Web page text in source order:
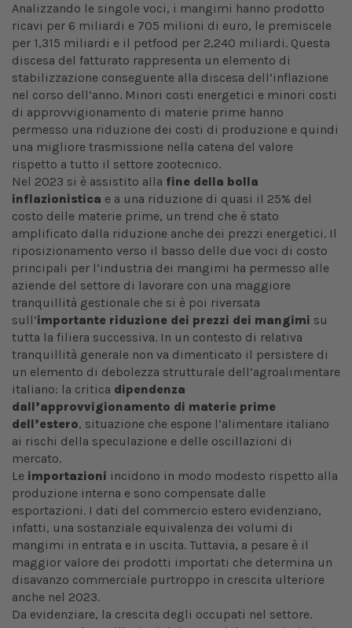
Analizzando le singole voci, i mangimi hanno prodotto
ricavi per 6 miliardi e 705 milioni di euro, le premiscele
per 1,315 miliardi e il petfood per 2,240 miliardi. Questa
discesa del fatturato rappresenta un elemento di
stabilizzazione conseguente alla discesa dell’inflazione
nel corso dell’anno. Minori costi energetici e minori costi
di approvvigionamento di materie prime hanno
permesso una riduzione dei costi di produzione e quindi
una migliore trasmissione nella catena del valore
rispetto a tutto il settore zootecnico.
Nel 2023 si è assistito alla fine della bolla
inflazionistica e a una riduzione di quasi il 25% del
costo delle materie prime, un trend che è stato
amplificato dalla riduzione anche dei prezzi energetici. Il
riposizionamento verso il basso delle due voci di costo
principali per l’industria dei mangimi ha permesso alle
aziende del settore di lavorare con una maggiore
tranquillità gestionale che si è poi riversata
sull’importante riduzione dei prezzi dei mangimi su
tutta la filiera successiva. In un contesto di relativa
tranquillità generale non va dimenticato il persistere di
un elemento di debolezza strutturale dell’agroalimentare
italiano: la critica dipendenza
dall’approvvigionamento di materie prime
dell’estero, situazione che espone l’alimentare italiano
ai rischi della speculazione e delle oscillazioni di
mercato.
Le importazioni incidono in modo modesto rispetto alla
produzione interna e sono compensate dalle
esportazioni. I dati del commercio estero evidenziano,
infatti, una sostanziale equivalenza dei volumi di
mangimi in entrata e in uscita. Tuttavia, a pesare è il
maggior valore dei prodotti importati che determina un
disavanzo commerciale purtroppo in crescita ulteriore
anche nel 2023.
Da evidenziare, la crescita degli occupati nel settore.